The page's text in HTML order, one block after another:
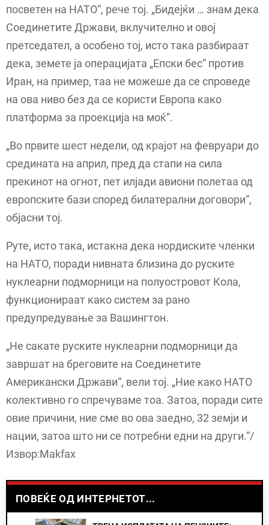
посветен на НАТО“, рече тој. „Бидејќи … знам дека
Соединетите Држави, вклучително и овој
претседател, а особено тој, исто така разбираат
дека, земете ја операцијата „Епски бес“ против
Иран, на пример, таа не можеше да се спроведе
на ова ниво без да се користи Европа како
платформа за проекција на моќ“.
„Во првите шест недели, од крајот на февруари до
средината на април, пред да стапи на сила
прекинот на огнот, пет илјади авиони полетаа од
европските бази според билатерални договори“,
објасни тој.
Руте, исто така, истакна дека нордиските членки
на НАТО, поради нивната близина до руските
нуклеарни подморници на полуостровот Кола,
функционираат како систем за рано
предупредување за Вашингтон.
„Не сакате руските нуклеарни подморници да
завршат на бреговите на Соединетите
Американски Држави“, вели тој. „Ние како НАТО
колективно го спречуваме тоа. Затоа, поради сите
овие причини, ние сме во ова заедно, 32 земји и
нации, затоа што ни се потребни едни на други.“/
Извор:Makfax
ПОВЕЌЕ ОД ИНТЕРНЕТОТ...